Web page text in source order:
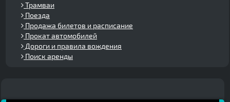
Трамваи
Поезда
Продажа билетов и расписание
Прокат автомобилей
Дороги и правила вождения
Поиск аренды